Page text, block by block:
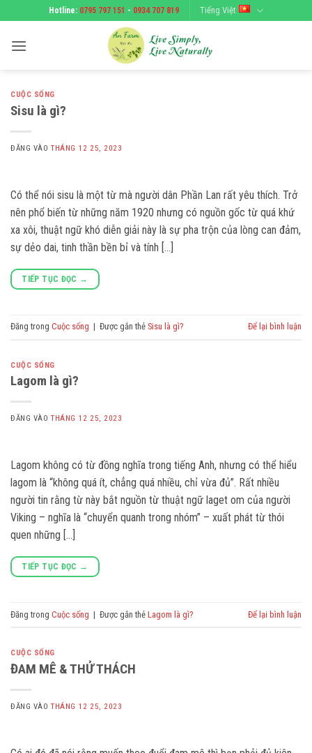
qua
Hotline: 0795 797 151 - 0934 707 819 Tiếng Việt
CUỘC SỐNG
Sisu là gì?
ĐĂNG VÀOTHÁNG 12 25, 2023
Có thể nói sisu là một từ mà người dân Phần Lan rất yêu thích. Trở
nên phổ biến từ những năm 1920 nhưng có nguồn gốc từ quá khứ
xa xôi, thuật ngữ khó diễn giải này là sự pha trộn của lòng can đảm,
sự dẻo dai, tinh thần bền bỉ và tính […]
TIẾP TỤC ĐỌC →
Đăng trong Cuộc sống | Được gắn thẻ Sisu là gì? Để lại bình luận
CUỘC SỐNG
Lagom là gì?
ĐĂNG VÀOTHÁNG 12 25, 2023
Lagom không có từ đồng nghĩa trong tiếng Anh, nhưng có thể hiểu
lagom là “không quá ít, chẳng quá nhiều, chỉ vừa đủ”. Rất nhiều
người tin rằng từ này bắt nguồn từ thuật ngữ laget om của người
Viking – nghĩa là “chuyển quanh trong nhóm” – xuất phát từ thói
quen những […]
TIẾP TỤC ĐỌC →
Đăng trong Cuộc sống | Được gắn thẻ Lagom là gì? Để lại bình luận
CUỘC SỐNG
ĐAM MÊ & THỬ THÁCH
ĐĂNG VÀOTHÁNG 12 25, 2023